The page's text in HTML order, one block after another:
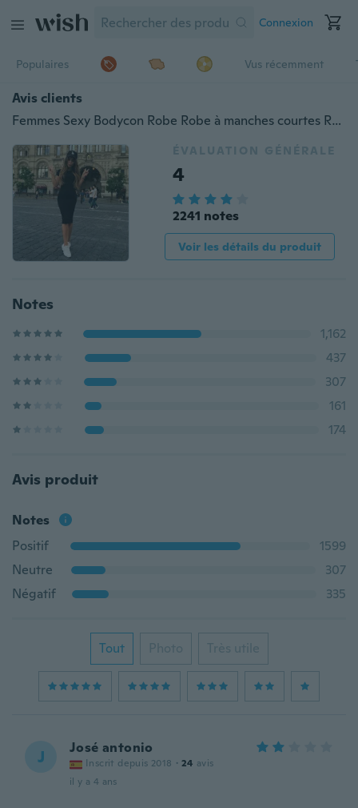
Connexion
Populaires Vus récemment
Avis clients
Femmes Sexy Bodycon Robe Robe à manches courtes Robes Casual Midi Slim Vestidos basiques
ÉVALUATION GÉNÉRALE
4
2241 notes
Voir les détails du produit
Notes
1,162
437
307
161
174
Avis produit
Notes
Positif
1599
Neutre
307
Négatif
335
Tout Photo Très utile
J José antonio
Inscrit depuis 2018 · 24 avis
il y a 4 ans